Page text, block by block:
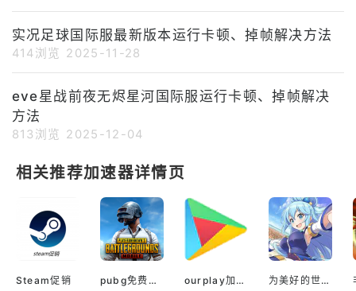
hunter_k.php?lang=en安卓官
实况足球国际服最新版本运行卡顿、掉帧解决方法
414浏览 2025-11-28
eve星战前夜无烬星河国际服运行卡顿、掉帧解决
方法
813浏览 2025-12-04
相关推荐加速器详情页
Steam促销 pubg免费加速器 ourplay加速器官网 为美好的世界献上祝福！ Fantastic Days（韩服）